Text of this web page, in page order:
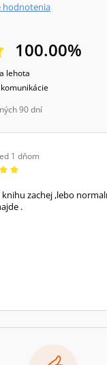
hodnotenia
100.00%
lehota
90 dní
1 dňom
zachej ,lebo
.